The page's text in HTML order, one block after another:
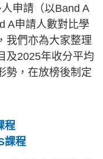
申請（以Band A
A申請人數對比學
我們亦為大家整理
及2025年收分平均
勢，在放榜後制定
程
課程